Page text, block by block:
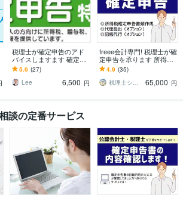
税理士が確定申告のアド
バイスしますます 確定申
告で経費に入るかどうか
のちょっとした相談をし
たい
5.0 (27)
Lee
6,500 円
freee会計専門! 税理士が確
定申告を承ります 所得税
確定申告書の作成から提
出まで税理士が行いま
す！
4.9 (35)
税理士シロクマ
65,000 円
談の定番サービス